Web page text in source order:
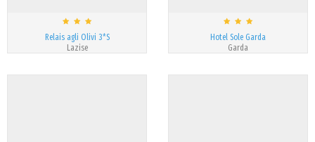
Relais agli Olivi 3*S
Lazise
Hotel Sole Garda
Garda